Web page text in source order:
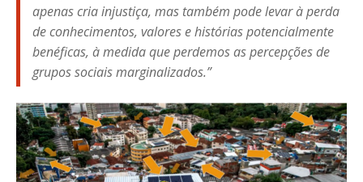
apenas cria injustiça, mas também pode levar à perda
de conhecimentos, valores e histórias potencialmente
benéficas, à medida que perdemos as percepções de
grupos sociais marginalizados.”